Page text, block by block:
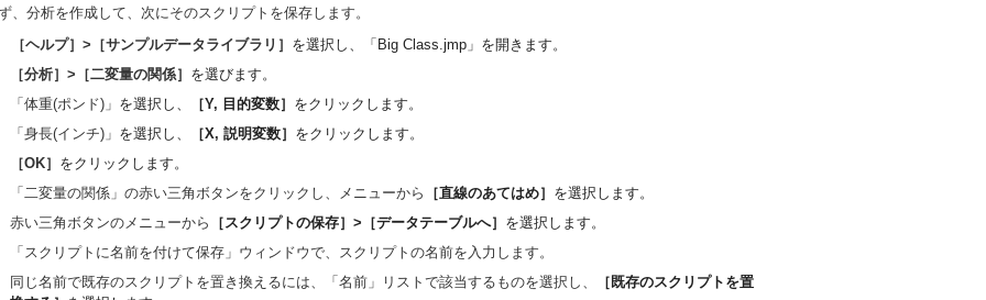
、分析を作成して、次にそのスクリプトを保存します。
［ヘルプ］>［サンプルデータライブラリ］ を選択し、 「Big Class.jmp」 を開きます。
［分析］>［二変量の関係］ を選びます。
「体重(ポンド)」 を選択し、 ［Y, 目的変数］ をクリックします。
「身長(インチ)」 を選択し、 ［X, 説明変数］ をクリックします。
［OK］ をクリックします。
「二変量の関係」の赤い三角ボタンをクリックし、メニューから ［直線のあてはめ］ を選択します。
赤い三角ボタンのメニューから ［スクリプトの保存］>［データテーブルへ］ を選択します。
「スクリプトに名前を付けて保存」ウィンドウで、スクリプトの名前を入力します。
同じ名前で既存のスクリプトを置き換えるには、「名前」リストで該当するものを選択し、
［既存のスクリプトを置